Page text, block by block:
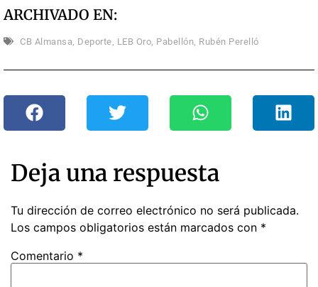
ARCHIVADO EN:
CB Almansa Deporte LEB Oro Pabellón Rubén Perelló
Deja una respuesta
Tu dirección de correo electrónico no será publicada.
Los campos obligatorios están marcados con *
Comentario *